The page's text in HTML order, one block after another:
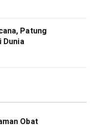
Patung
Dunia
Obat